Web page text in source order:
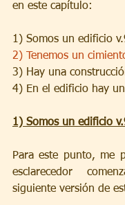
en este capítulo:
1) Somos un edificio
2) Tenemos un
3) Hay una
4) En el edificio hay
1) Somos un edificio
Para este punto, me
esclarecedor
siguiente versión de